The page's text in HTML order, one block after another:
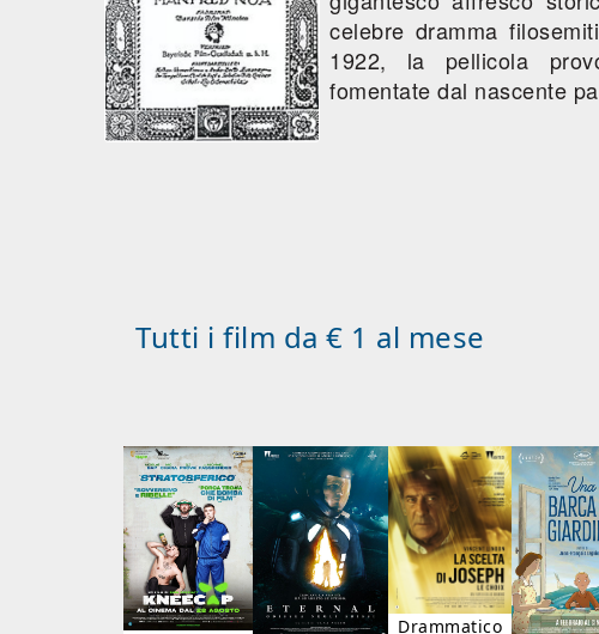
celebre dramma
1922, la pellicola
fomentate dal nascente
Tutti i film da € 1 al mese
Drammatico